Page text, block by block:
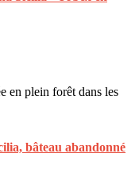
en plein forêt dans les